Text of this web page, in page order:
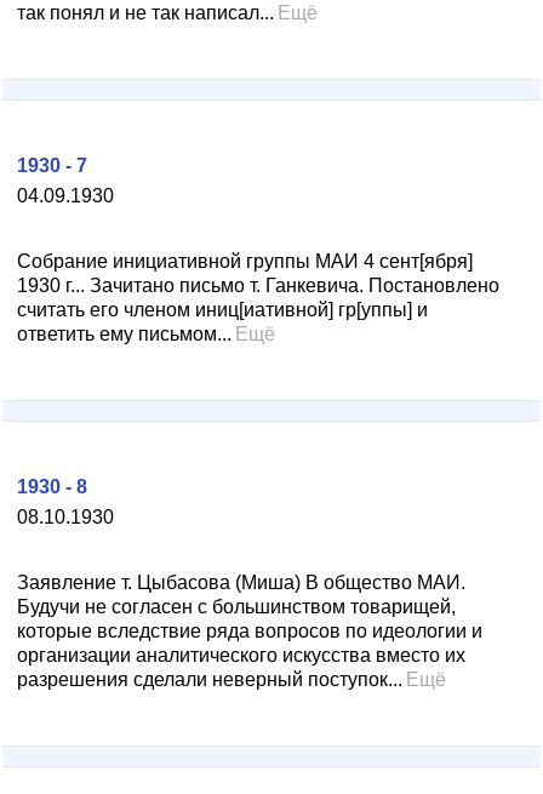
так понял и не так написал... Ещё
04.09.1930
1930 - 7
Собрание инициативной группы МАИ 4 сент[ября]
1930 г... Зачитано письмо т. Ганкевича. Постановлено
считать его членом иниц[иативной] гр[уппы] и
ответить ему письмом... Ещё
08.10.1930
1930 - 8
Заявление т. Цыбасова (Миша) В общество МАИ.
Будучи не согласен с большинством товарищей,
которые вследствие ряда вопросов по идеологии и
организации аналитического искусства вместо их
разрешения сделали неверный поступок... Ещё